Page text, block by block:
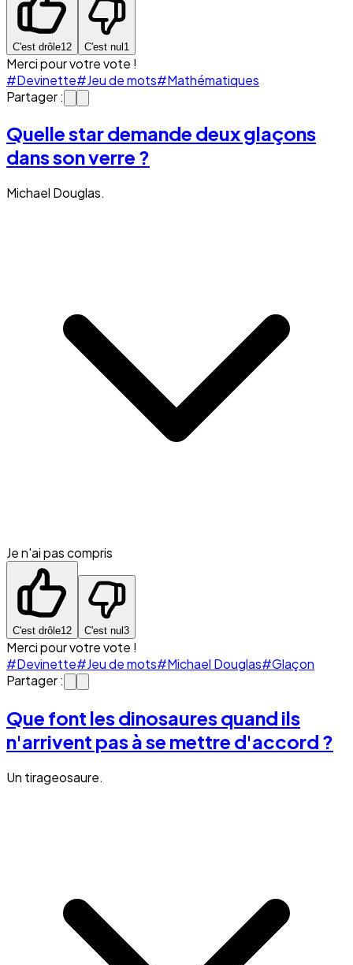
C'est drôle12 C'est nul1
Merci pour votre vote !
#Devinette#Jeu de mots#Mathématiques
Partager :
Quelle star demande deux glaçons
dans son verre ?
Michael Douglas.
Je n'ai pas compris
C'est drôle12 C'est nul 3
Merci pour votre vote !
#Devinette#Jeu de mots#Michael Douglas#Glaçon
Partager :
Que font les dinosaures quand ils
n'arrivent pas à se mettre d'accord ?
Un tirageosaure.